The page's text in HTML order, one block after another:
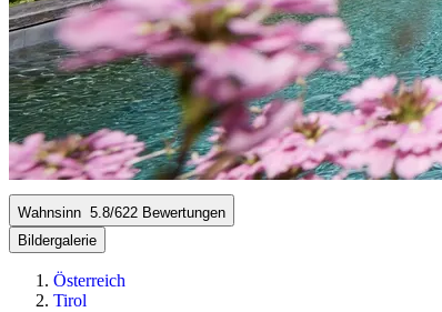
Wahnsinn 5.8/622 Bewertungen
Bildergalerie
Österreich
Tirol